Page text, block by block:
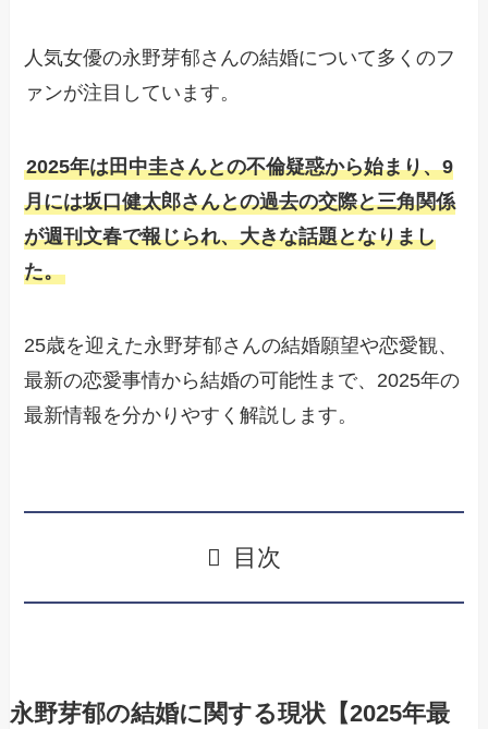
人気女優の永野芽郁さんの結婚について多くのフ
ァンが注目しています。
2025年は田中圭さんとの不倫疑惑から始まり、9
月には坂口健太郎さんとの過去の交際と三角関係
が週刊文春で報じられ、大きな話題となりまし
た。
25歳を迎えた永野芽郁さんの結婚願望や恋愛観、
最新の恋愛事情から結婚の可能性まで、2025年の
最新情報を分かりやすく解説します。
目次
永野芽郁の結婚に関する現状【2025年最